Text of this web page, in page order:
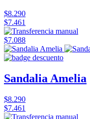
$8.290
$7.461
$7.088
Sandalia Amelia
$8.290
$7.461